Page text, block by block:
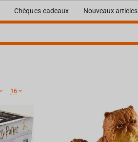
Chèques-cadeaux Nouveaux articles
16